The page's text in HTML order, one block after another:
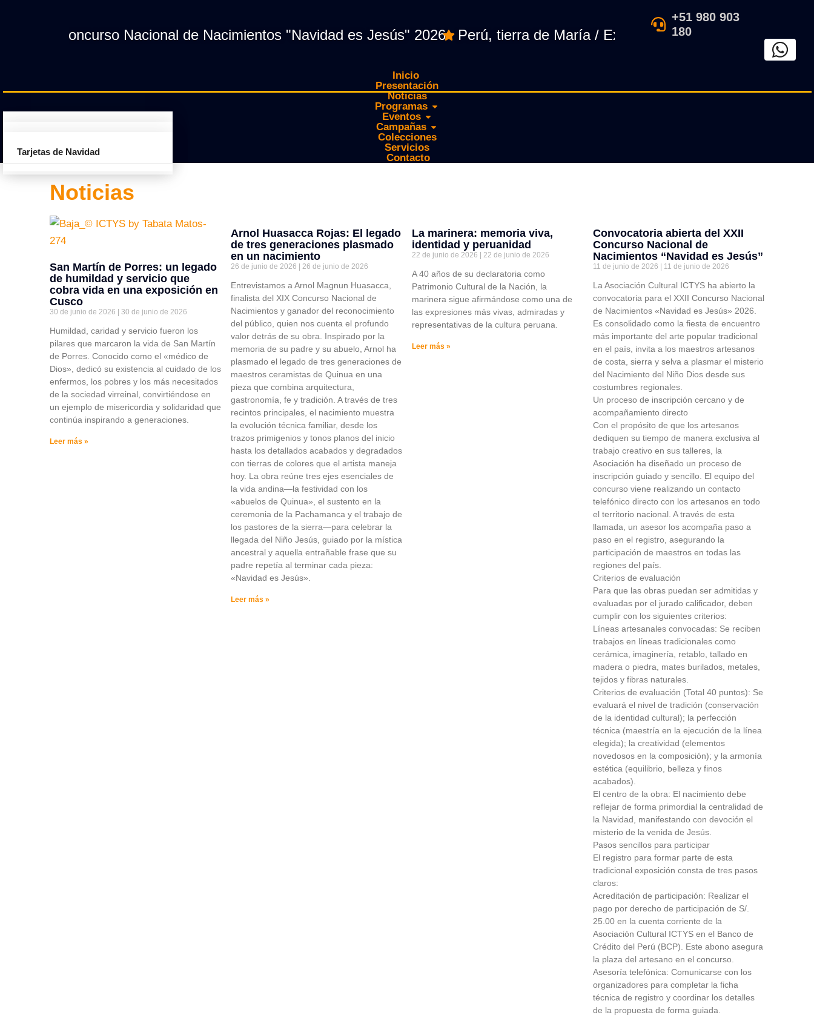
Concurso Nacional de Nacimientos "Navidad es Jesús" 2026 Perú, tierra de María / Exposición de arte tradicional
+51 980 903
180
Inicio
Presentación
Noticias
Programas
Programa Suyajruna
Eventos
Nacimientos Navidad es Jesús
Campañas
Tarjetas de Navidad
Colecciones
Servicios
Contacto
Noticias
San Martín de Porres: un legado
de humildad y servicio que
cobra vida en una exposición en
Cusco
30 de junio de 2026 30 de junio de 2026
Humildad, caridad y servicio fueron los
pilares que marcaron la vida de San Martín
de Porres. Conocido como el «médico de
Dios», dedicó su existencia al cuidado de los
enfermos, los pobres y los más necesitados
de la sociedad virreinal, convirtiéndose en
un ejemplo de misericordia y solidaridad que
continúa inspirando a generaciones.
Leer más »
Arnol Huasacca Rojas: El legado
de tres generaciones plasmado
en un nacimiento
26 de junio de 2026 26 de junio de 2026
Entrevistamos a Arnol Magnun Huasacca,
finalista del XIX Concurso Nacional de
Nacimientos y ganador del reconocimiento
del público, quien nos cuenta el profundo
valor detrás de su obra. Inspirado por la
memoria de su padre y su abuelo, Arnol ha
plasmado el legado de tres generaciones de
maestros ceramistas de Quinua en una
pieza que combina arquitectura,
gastronomía, fe y tradición. A través de tres
recintos principales, el nacimiento muestra
la evolución técnica familiar, desde los
trazos primigenios y tonos planos del inicio
hasta los detallados acabados y degradados
con tierras de colores que el artista maneja
hoy. La obra reúne tres ejes esenciales de
la vida andina—la festividad con los
«abuelos de Quinua», el sustento en la
ceremonia de la Pachamanca y el trabajo de
los pastores de la sierra—para celebrar la
llegada del Niño Jesús, guiado por la mística
ancestral y aquella entrañable frase que su
padre repetía al terminar cada pieza:
«Navidad es Jesús».
Leer más »
La marinera: memoria viva,
identidad y peruanidad
22 de junio de 2026 22 de junio de 2026
A 40 años de su declaratoria como
Patrimonio Cultural de la Nación, la
marinera sigue afirmándose como una de
las expresiones más vivas, admiradas y
representativas de la cultura peruana.
Leer más »
Convocatoria abierta del XXII
Concurso Nacional de
Nacimientos “Navidad es Jesús”
11 de junio de 2026 11 de junio de 2026
La Asociación Cultural ICTYS ha abierto la
convocatoria para el XXII Concurso Nacional
de Nacimientos «Navidad es Jesús» 2026.
Es consolidado como la fiesta de encuentro
más importante del arte popular tradicional
en el país, invita a los maestros artesanos
de costa, sierra y selva a plasmar el misterio
del Nacimiento del Niño Dios desde sus
costumbres regionales.
Un proceso de inscripción cercano y de
acompañamiento directo
Con el propósito de que los artesanos
dediquen su tiempo de manera exclusiva al
trabajo creativo en sus talleres, la
Asociación ha diseñado un proceso de
inscripción guiado y sencillo. El equipo del
concurso viene realizando un contacto
telefónico directo con los artesanos en todo
el territorio nacional. A través de esta
llamada, un asesor los acompaña paso a
paso en el registro, asegurando la
participación de maestros en todas las
regiones del país.
Criterios de evaluación
Para que las obras puedan ser admitidas y
evaluadas por el jurado calificador, deben
cumplir con los siguientes criterios:
Líneas artesanales convocadas: Se reciben
trabajos en líneas tradicionales como
cerámica, imaginería, retablo, tallado en
madera o piedra, mates burilados, metales,
tejidos y fibras naturales.
Criterios de evaluación (Total 40 puntos): Se
evaluará el nivel de tradición (conservación
de la identidad cultural); la perfección
técnica (maestría en la ejecución de la línea
elegida); la creatividad (elementos
novedosos en la composición); y la armonía
estética (equilibrio, belleza y finos
acabados).
El centro de la obra: El nacimiento debe
reflejar de forma primordial la centralidad de
la Navidad, manifestando con devoción el
misterio de la venida de Jesús.
Pasos sencillos para participar
El registro para formar parte de esta
tradicional exposición consta de tres pasos
claros:
Acreditación de participación: Realizar el
pago por derecho de participación de S/.
25.00 en la cuenta corriente de la
Asociación Cultural ICTYS en el Banco de
Crédito del Perú (BCP). Este abono asegura
la plaza del artesano en el concurso.
Asesoría telefónica: Comunicarse con los
organizadores para completar la ficha
técnica de registro y coordinar los detalles
de la propuesta de forma guiada.